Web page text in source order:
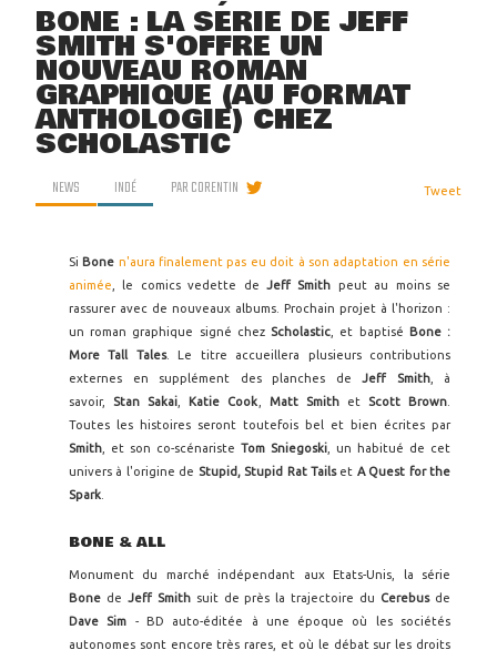
BONE : LA SÉRIE DE JEFF
SMITH S'OFFRE UN
NOUVEAU ROMAN
GRAPHIQUE (AU FORMAT
ANTHOLOGIE) CHEZ
SCHOLASTIC
NEWS INDÉ PARCORENTIN Tweet
Si Bone n'aura finalement pas eu doit à son adaptation en série
animée , le comics vedette de Jeff Smith peut au moins se
rassurer avec de nouveaux albums. Prochain projet à l'horizon :
un roman graphique signé chez Scholastic , et baptisé Bone :
More Tall Tales. Le titre accueillera plusieurs contributions
externes en supplément des planches de Jeff Smith, à
savoir, Stan Sakai Katie Cook Matt Smith et Scott Brown
Toutes les histoires seront toutefois bel et bien écrites par
Smith , et son co-scénariste Tom Sniegoski , un habitué de cet
univers à l'origine de Stupid, Stupid Rat Tailset A Quest for the
Spark
BONE & ALL
Monument du marché indépendant aux Etats-Unis, la série
Bone de Jeff Smithsuit de près la trajectoire du Cerebusde
Dave Sim - BD auto-éditée à une époque où les sociétés
autonomes sont encore très rares, et où le débat sur les droits